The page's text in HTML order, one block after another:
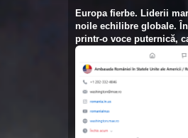
s
j
Europa fierbe. Liderii
noile echilibre globale.
printr-o voce puternică,